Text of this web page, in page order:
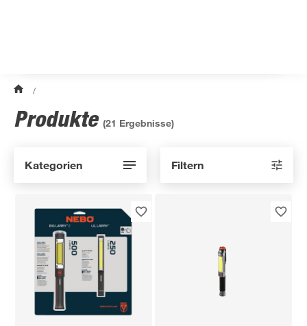
/
Produkte (21 Ergebnisse)
Kategorien Filtern